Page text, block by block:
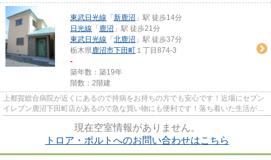
東武日光線 「 新鹿沼 」駅 徒歩14分
日光線 「 鹿沼 」駅 徒歩21分
東武日光線 「 北鹿沼 」駅 徒歩37分
栃木県鹿沼市下田町 １丁目874-3
-
築年数：築19年
階数：2階建
上都賀総合病院が近くにあるので持病をお持ちの方でも安心です！近場にセブン
イレブン鹿沼下田町店があるので急な買い物にも便利です！落ち着いた生活がし
現在空室情報がありません。
トロア・ポルトへのお問い合わせはこちら